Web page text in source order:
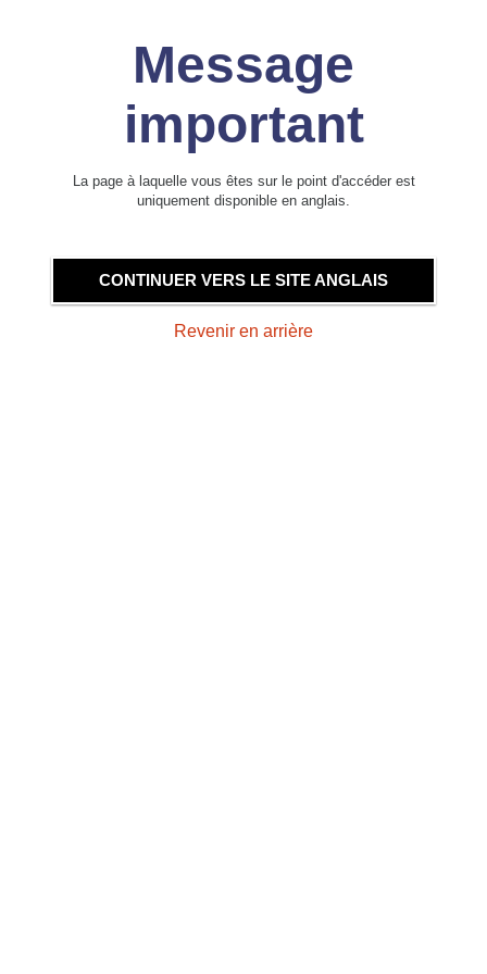
Message
important
La page à laquelle vous êtes sur le point d'accéder est
uniquement disponible en anglais.
CONTINUER VERS LE SITE ANGLAIS
Revenir en arrière